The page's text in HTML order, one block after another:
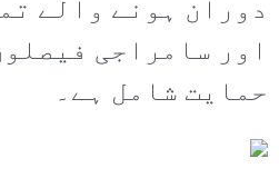
دوران ہونے والے
اور سامراجی
حمایت شامل ہے۔